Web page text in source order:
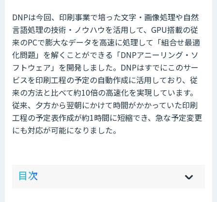
DNPは今回、印刷事業で培った文字・画像処理や自然
言語処理の技術・ノウハウを活用して、GPU搭載の従
来のPCで膨大なデータを高速に処理して「組合せ最適
化問題」を解くことができる「DNPアニーリング・ソ
フトウェア」を開発しました。DNPはすでにこのサー
ビスを印刷工程の予定の自動作成に活用しており、従
来の方法と比べて約10倍の高速化を実現しています。
従来、夕方から翌朝にかけて時間がかかっていた印刷
工程の予定表作成が約1時間に短縮でき、急な予定変更
にも対応が可能になりました。
目次 hi
]
sh
]